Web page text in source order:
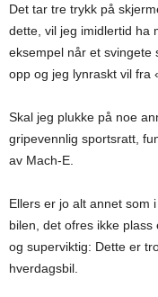
Det tar tre trykk på
dette, vil jeg imidlertid ha
eksempel når et svingete
opp og jeg lynraskt vil fra
Skal jeg plukke på noe
gripevennlig sportsratt,
av Mach-E.
Ellers er jo alt annet som
bilen, det ofres ikke plass
og superviktig: Dette er
hverdagsbil.